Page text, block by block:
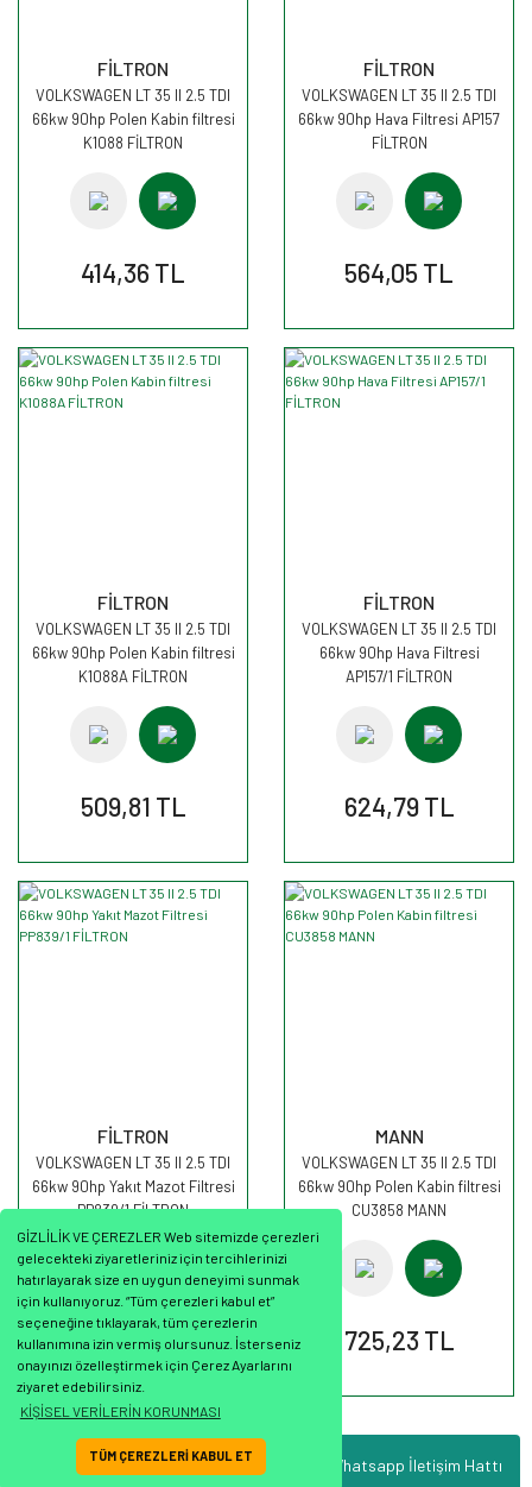
GİZLİLİK VE ÇEREZLER Web sitemizde çerezleri
gelecekteki ziyaretleriniz için tercihlerinizi
hatırlayarak size en uygun deneyimi sunmak
için kullanıyoruz. “Tüm çerezleri kabul et”
seçeneğine tıklayarak, tüm çerezlerin
kullanımına izin vermiş olursunuz. İsterseniz
onayınızı özelleştirmek için Çerez Ayarlarını
ziyaret edebilirsiniz.
KİŞİSEL VERİLERİN KORUNMASI
TÜM ÇEREZLERİ KABUL ET Whatsapp İletişim Hattı
FİLTRON
VOLKSWAGEN LT 35 II 2.5 TDI
66kw 90hp Polen Kabin filtresi
K1088 FİLTRON
414,36 TL
FİLTRON
VOLKSWAGEN LT 35 II 2.5 TDI
66kw 90hp Hava Filtresi AP157
FİLTRON
564,05 TL
FİLTRON
VOLKSWAGEN LT 35 II 2.5 TDI
66kw 90hp Polen Kabin filtresi
K1088A FİLTRON
509,81 TL
FİLTRON
VOLKSWAGEN LT 35 II 2.5 TDI
66kw 90hp Hava Filtresi
AP157/1 FİLTRON
624,79 TL
FİLTRON
VOLKSWAGEN LT 35 II 2.5 TDI
66kw 90hp Yakıt Mazot Filtresi
PP839/1 FİLTRON
763,64 TL
MANN
VOLKSWAGEN LT 35 II 2.5 TDI
66kw 90hp Polen Kabin filtresi
CU3858 MANN
725,23 TL